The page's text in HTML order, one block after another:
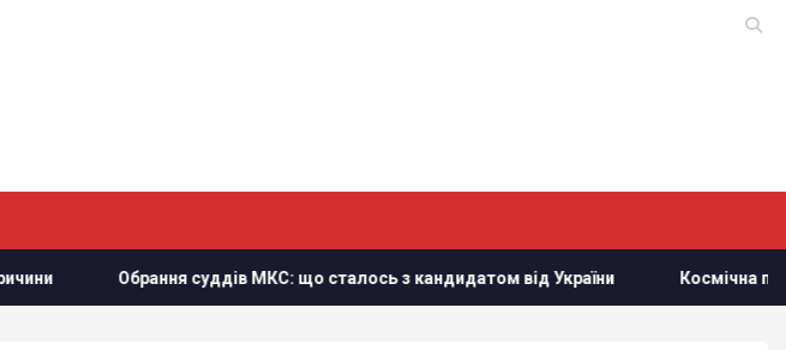
Обрання суддів МКС: що сталось з кандидатом від України Космічна програма Росії